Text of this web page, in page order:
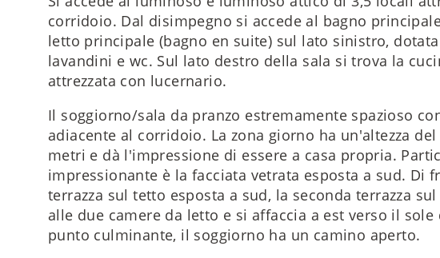
corridoio. Dal disimpegno si accede al bagno
letto principale (bagno en suite) sul lato sinistro,
lavandini e wc. Sul lato destro della sala si trova la
attrezzata con lucernario.
Il soggiorno/sala da pranzo estremamente spazioso
adiacente al corridoio. La zona giorno ha un'altezza
metri e dà l'impressione di essere a casa propria.
impressionante è la facciata vetrata esposta a sud. Di
terrazza sul tetto esposta a sud, la seconda terrazza
alle due camere da letto e si affaccia a est verso il
punto culminante, il soggiorno ha un camino aperto.